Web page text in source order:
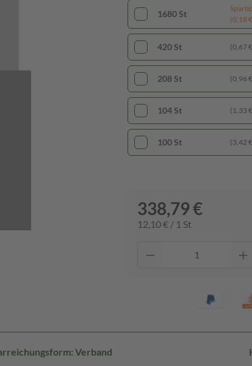
1680 St
(0,18
420 St (0,67
208 St (0,96
104 St (1,33
100 St (3,42
338,79 €
12,10 € / 1 St
Verband